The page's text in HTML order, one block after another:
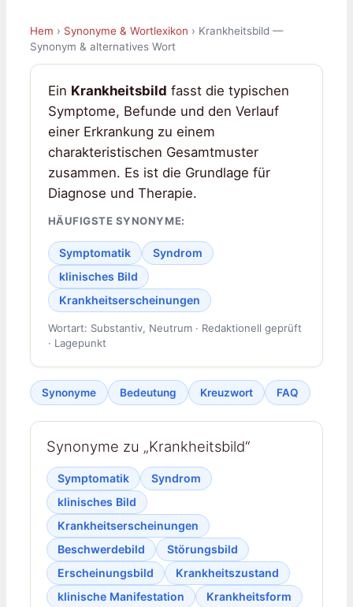
Hem › Synonyme & Wortlexikon › Krankheitsbild —
Synonym & alternatives Wort
Ein Krankheitsbild fasst die typischen
Symptome, Befunde und den Verlauf
einer Erkrankung zu einem
charakteristischen Gesamtmuster
zusammen. Es ist die Grundlage für
Diagnose und Therapie.
HÄUFIGSTE SYNONYME:
Symptomatik
Syndrom
klinisches Bild
Krankheitserscheinungen
Wortart: Substantiv, Neutrum · Redaktionell geprüft
· Lagepunkt
Synonyme Bedeutung Kreuzwort FAQ
Synonyme zu „Krankheitsbild“
Symptomatik
Syndrom
klinisches Bild
Krankheitserscheinungen
Beschwerdebild
Störungsbild
Erscheinungsbild
Krankheitszustand
klinische Manifestation
Krankheitsform